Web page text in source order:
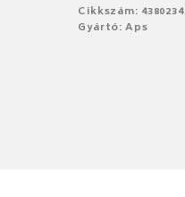
Cikkszám: 4380234
Gyártó: Aps